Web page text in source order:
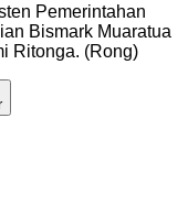
Pemerintahan
Bismark Muaratua
Ritonga. (Rong)